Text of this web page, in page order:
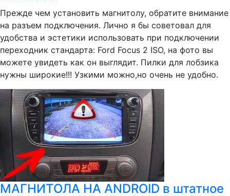
Прежде чем установить магнитолу, обратите внимание
на разъем подключения. Лично я бы советовал для
удобства и эстетики использовать при подключении
переходник стандарта: Ford Focus 2 ISO, на фото вы
можете увидеть как он выглядит. Пилки для лобзика
нужны широкие!!! Узкими можно,но очень не удобно.
МАГНИТОЛА НА ANDROID в штатное